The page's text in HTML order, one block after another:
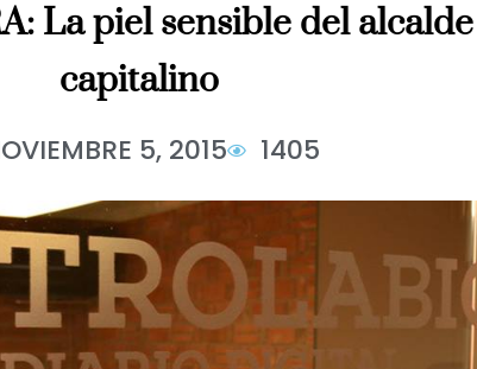
La piel sensible del alcalde
capitalino
5, 2015 1405